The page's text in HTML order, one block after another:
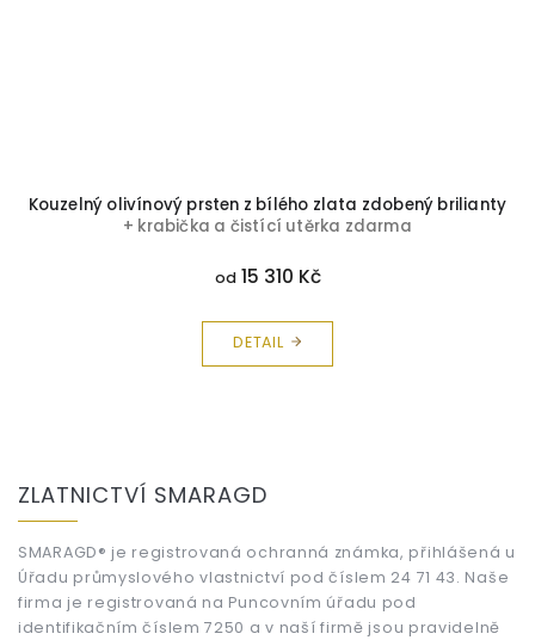
Kouzelný olivínový prsten z bílého zlata zdobený brilianty
+ krabička a čistící utěrka zdarma
od15 310 Kč
DETAIL
ZLATNICTVÍ SMARAGD
SMARAGD® je registrovaná ochranná známka, přihlášená u
Úřadu průmyslového vlastnictví pod číslem 24 71 43. Naše
firma je registrovaná na Puncovním úřadu pod
identifikačním číslem 7250 a v naší firmě jsou pravidelně